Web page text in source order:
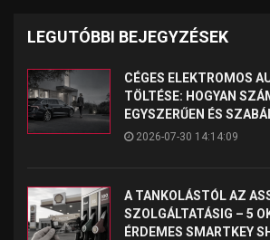
LEGUTÓBBI BEJEGYZÉSEK
CÉGES ELEKTROMOS
TÖLTÉSE: HOGYAN
EGYSZERŰEN ÉS
2026-07-30 14:14:09
A TANKOLÁSTÓL AZ
SZOLGÁLTATÁSIG – 5
ÉRDEMES SMARTKEY